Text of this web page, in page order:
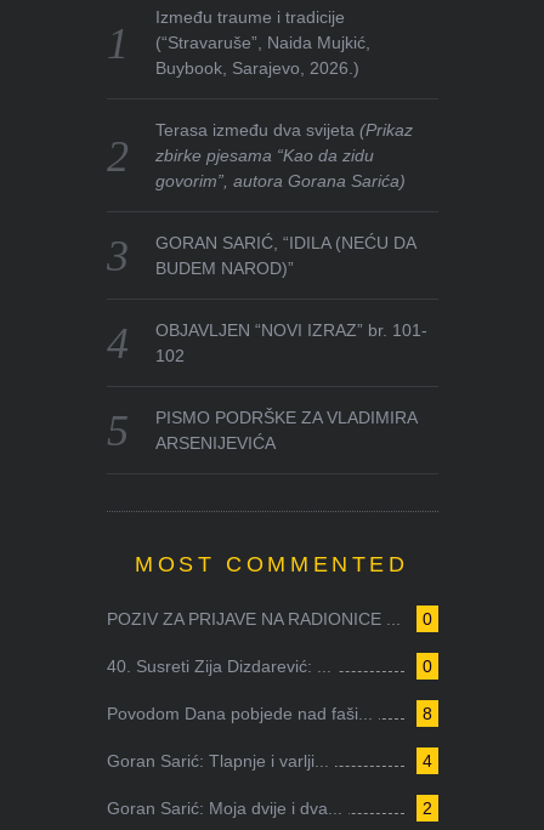
Između traume i tradicije
(“Stravaruše”, Naida Mujkić,
Buybook, Sarajevo, 2026.)
Terasa između dva svijeta(Prikaz
zbirke pjesama “Kao da zidu
govorim”, autora Gorana Sarića)
GORAN SARIĆ, “IDILA (NEĆU DA
BUDEM NAROD)”
OBJAVLJEN “NOVI IZRAZ” br. 101-
102
PISMO PODRŠKE ZA VLADIMIRA
ARSENIJEVIĆA
MOST COMMENTED
0
POZIV ZA PRIJAVE NA RADIONICE ...
0
40. Susreti Zija Dizdarević: ...
8
Povodom Dana pobjede nad faši...
4
Goran Sarić: Tlapnje i varlji...
2
Goran Sarić: Moja dvije i dva...